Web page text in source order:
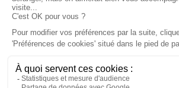
CGV
Mentions légales
Données personnelles
Devenir adhérent
EN SAVOIR PLUS
Indice de réparabilité